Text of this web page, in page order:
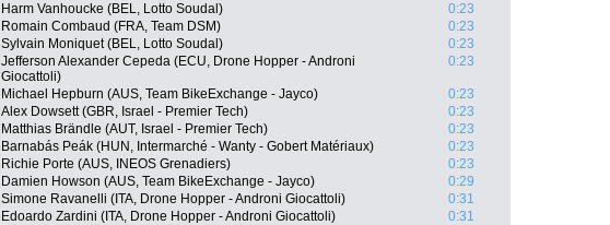
Harm Vanhoucke (BEL, Lotto Soudal)
0:23
Romain Combaud (FRA, Team DSM)
0:23
Sylvain Moniquet (BEL, Lotto Soudal)
0:23
Jefferson Alexander Cepeda (ECU, Drone Hopper - Androni
Giocattoli)
0:23
Michael Hepburn (AUS, Team BikeExchange - Jayco)
0:23
Alex Dowsett (GBR, Israel - Premier Tech)
0:23
Matthias Brändle (AUT, Israel - Premier Tech)
0:23
Barnabás Peák (HUN, Intermarché - Wanty - Gobert Matériaux)
0:23
Richie Porte (AUS, INEOS Grenadiers)
0:23
Damien Howson (AUS, Team BikeExchange - Jayco)
0:29
Simone Ravanelli (ITA, Drone Hopper - Androni Giocattoli)
0:31
Edoardo Zardini (ITA, Drone Hopper - Androni Giocattoli)
0:31